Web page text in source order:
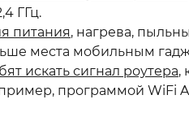
ГГц.
питания, нагрева,
места мобильным
искать сигнал роутера,
программой WiFi